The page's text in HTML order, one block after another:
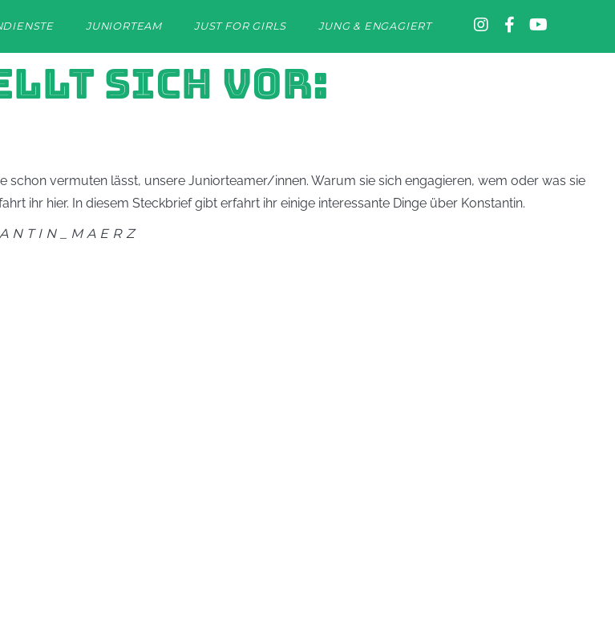
JUNIORTEAM JUST FOR GIRLS JUNG & ENGAGIERT
SICH VOR:
schon vermuten lässt, unsere Juniorteamer/innen. Warum sie sich engagieren, wem oder was sie
ihr hier. In diesem Steckbrief gibt erfahrt ihr einige interessante Dinge über Konstantin.